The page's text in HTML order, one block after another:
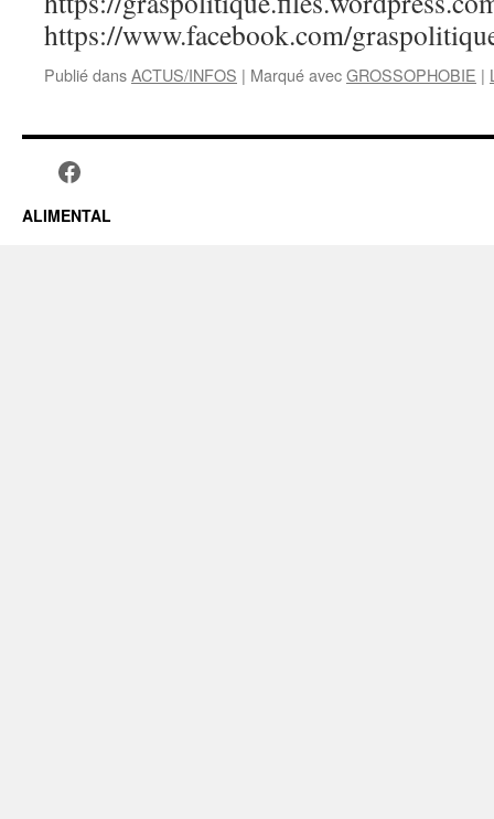
https://www.facebook.com/
Publié dansACTUS/INFOS | Marqué avecGROSSOPHOBIE |
ALIMENTAL